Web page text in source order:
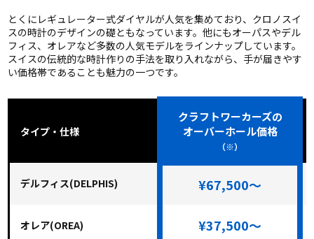
とくにレギュレーター式ダイヤルが人気を集めており、クロノスイ
スの時計のデザインの礎ともなっています。他にもオーパスやデル
フィス、オレアなど多数の人気モデルをラインナップしています。
スイスの伝統的な時計作りの手法を取り入れながら、手が届きやす
い価格帯であることも魅力の一つです。
タイプ・仕様
クラフトワーカーズの
オーバーホール価格
（※）
デルフィス(DELPHIS) ¥67,500～
オレア(OREA) ¥37,500～